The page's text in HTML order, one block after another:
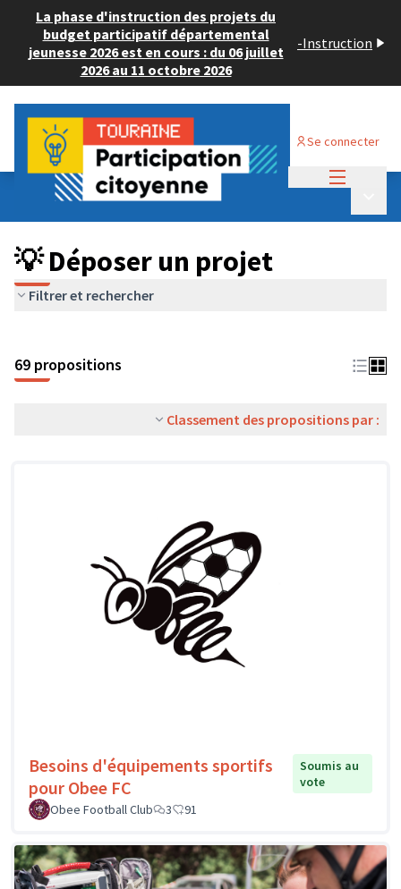
La phase d'instruction des projets du
budget participatif départemental
jeunesse 2026 est en cours : du 06 juillet
2026 au 11 octobre 2026
-Instruction
Se connecter
Budget Participatif ADULTE 2024
💡 Déposer un projet
💡 Déposer un projet
Filtrer et rechercher
69 propositions
Classement des propositions par :
Besoins d'équipements sportifs
pour Obee FC
Soumis au
vote
Obee Football Club
3 91